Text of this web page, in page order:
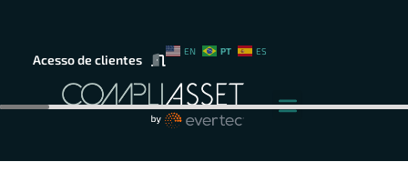
Acesso de clientes
EN PT ES